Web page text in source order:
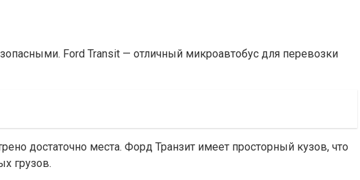
Ford Transit — отличный микроавтобус для перевозки
достаточно места. Форд Транзит имеет просторный кузов, что
грузов.